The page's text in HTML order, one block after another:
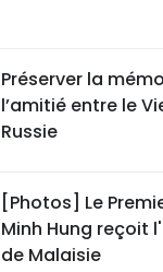
Préserver la
l’amitié entre le
Russie
[Photos] Le
Minh Hung reçoit
de Malaisie